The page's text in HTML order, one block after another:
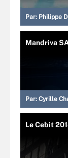
Par: Philippe
Mandriva
Par: Cyrille
Le Cebit